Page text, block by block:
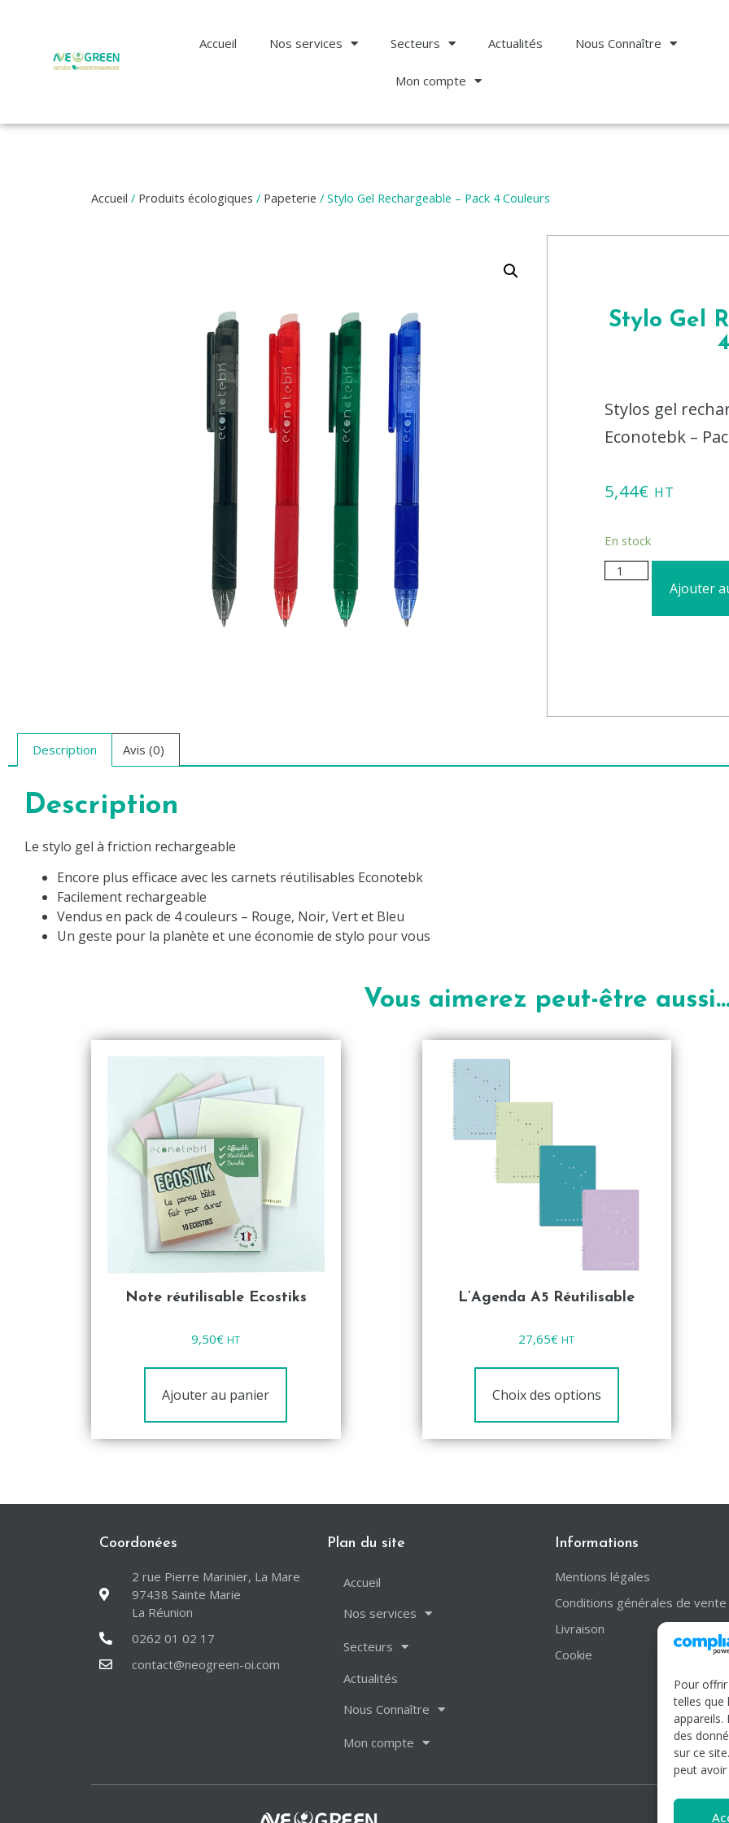
Pour
telles que
des
sur ce
peut
Accueil Nos services Secteurs Actualités Nous Connaître
Mon compte
Accueil / Produits écologiques / Papeterie / Stylo Gel Rechargeable – Pack 4 Couleurs
Stylo Gel
Stylos gel
Econotebk –
5,44€ HT
En stock
Ajouter
Description Avis (0)
Description
Le stylo gel à friction rechargeable
Encore plus efficace avec les carnets réutilisables Econotebk
Facilement rechargeable
Vendus en pack de 4 couleurs – Rouge, Noir, Vert et Bleu
Un geste pour la planète et une économie de stylo pour vous
Vous aimerez peut-être
Note réutilisable Ecostiks
Note
5
9,50€ HT
Ajouter au panier
L’Agenda A5 Réutilisable
Note
0
5
27,65€ HT
Choix des options
Coordonées
2 rue Pierre Marinier, La Mare
97438 Sainte Marie
La Réunion
0262 01 02 17
contact@neogreen-oi.com
Plan du site
Accueil
Nos services
Secteurs
Actualités
Nous Connaître
Mon compte
Informations
Mentions légales
Conditions générales de vente
Livraison
Cookie